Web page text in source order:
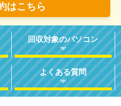
はこちら
回収対象のパソコン
よくある質問